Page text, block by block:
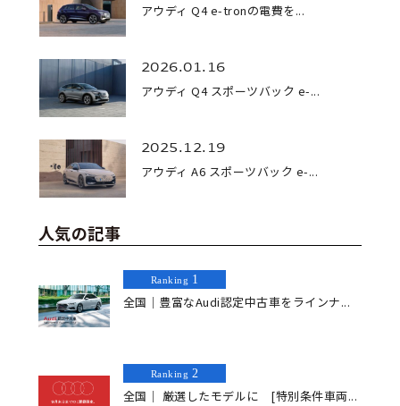
アウディ Q4 e-tronの電費を...
2026.01.16
アウディ Q4 スポーツバック e-...
2025.12.19
アウディ A6 スポーツバック e-...
人気の記事
Ranking 1
全国｜豊富なAudi認定中古車をラインナ...
Ranking 2
全国｜ 厳選したモデルに [特別条件車両...